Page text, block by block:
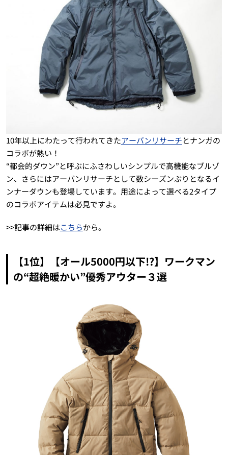
10年以上にわたって行われてきたアーバンリサーチとナンガの
コラボが熱い！
“都会的ダウン”と呼ぶにふさわしいシンプルで高機能なブルゾ
ン、さらにはアーバンリサーチとして数シーズンぶりとなるイ
ンナーダウンも登場しています。用途によって選べる2タイプ
のコラボアイテムは必見ですよ。
>>記事の詳細はこちらから。
【1位】【オール5000円以下!?】ワークマン
の“超絶暖かい”優秀アウター３選